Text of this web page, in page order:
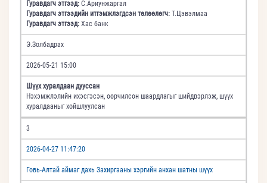
Гуравдагч этгээд: С.Ариунжаргал
Гуравдагч этгээдийн итгэмжлэгдсэн төлөөлөгч: Т.Цэвэлмаа
Гуравдагч этгээд: Хас банк
Э.Золбадрах
2026-05-21 15:00
Шүүх хуралдаан дууссан
Нэхэмжлэлийн ихэсгэсэн, өөрчилсөн шаардлагыг шийдвэрлэж, шүүх
хуралдааныг хойшлуулсан
3
2026-04-27 11:47:20
Говь-Алтай аймаг дахь Захиргааны хэргийн анхан шатны шүүх